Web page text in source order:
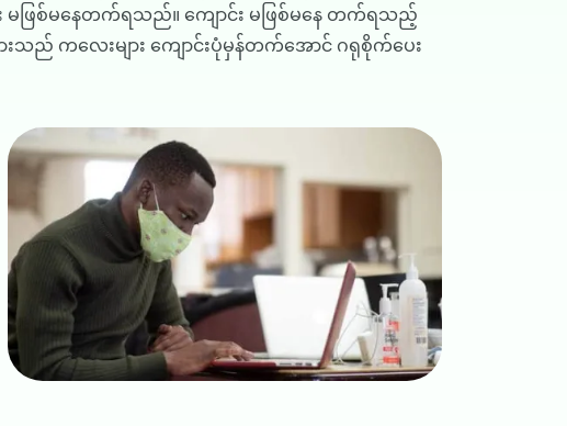
ြစ်မနေတက်ရသည်။ ကျောင်း မဖြစ်မနေ တက်ရသည့်
ကလေးများ ကျောင်းပုံမှန်တက်အောင် ဂရုစိုက်ပေး
Image